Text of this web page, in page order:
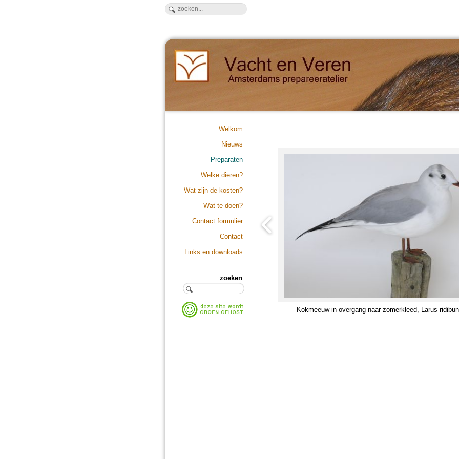
Welkom
Nieuws
Preparaten
Welke dieren?
Wat zijn de kosten?
Wat te doen?
Contact formulier
Contact
Links en downloads
zoeken
Kokmeeuw in overgang naar zomerkleed, Larus